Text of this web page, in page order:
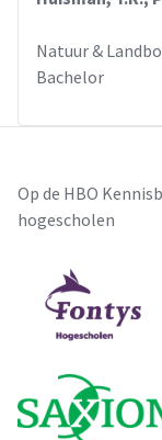
Natuur &
Bachelor
Op de HBO
hogescholen